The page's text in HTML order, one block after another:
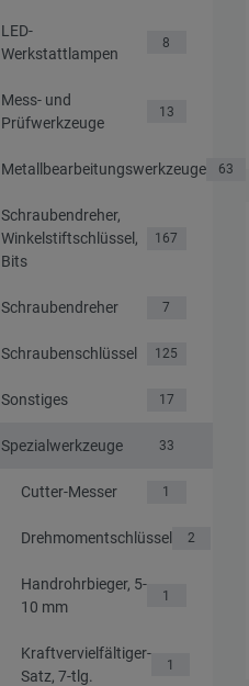
LED-
Werkstattlampen
8
Mess- und
Prüfwerkzeuge
13
Metallbearbeitungswerkzeuge 63
Schraubendreher,
Winkelstiftschlüssel,
Bits
167
Schraubendreher 7
Schraubenschlüssel 125
Sonstiges 17
Spezialwerkzeuge 33
Cutter-Messer 1
Drehmomentschlüssel 2
Handrohrbieger, 5-
10 mm
1
Kraftvervielfältiger-
Satz, 7-tlg.
1